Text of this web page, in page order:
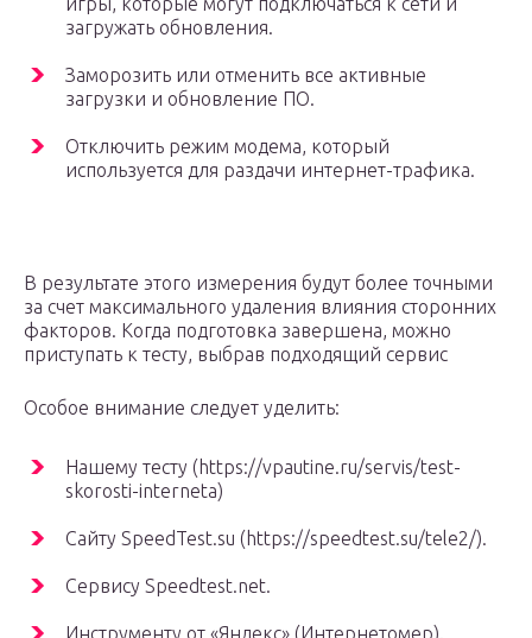
загружать обновления.
Заморозить или отменить все активные
загрузки и обновление ПО.
Отключить режим модема, который
используется для раздачи интернет-трафика.
В результате этого измерения будут более точными
за счет максимального удаления влияния сторонних
факторов. Когда подготовка завершена, можно
приступать к тесту, выбрав подходящий сервис
Особое внимание следует уделить:
Нашему тесту (https://vpautine.ru/servis/test-
skorosti-interneta)
Сайту SpeedTest.su (https://speedtest.su/tele2/).
Сервису Speedtest.net.
Инструменту от «Яндекс» (Интернетомер).